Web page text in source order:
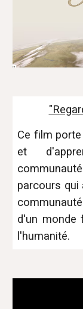
Ce film
et
parcours
d'un monde
l'humanité.